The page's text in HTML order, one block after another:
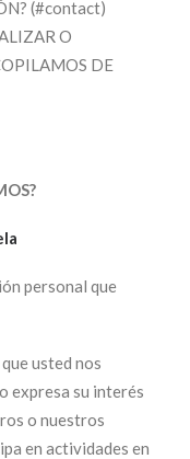
(#contact)
O
DE
personal que
usted nos
expresa su interés
o nuestros
en actividades en